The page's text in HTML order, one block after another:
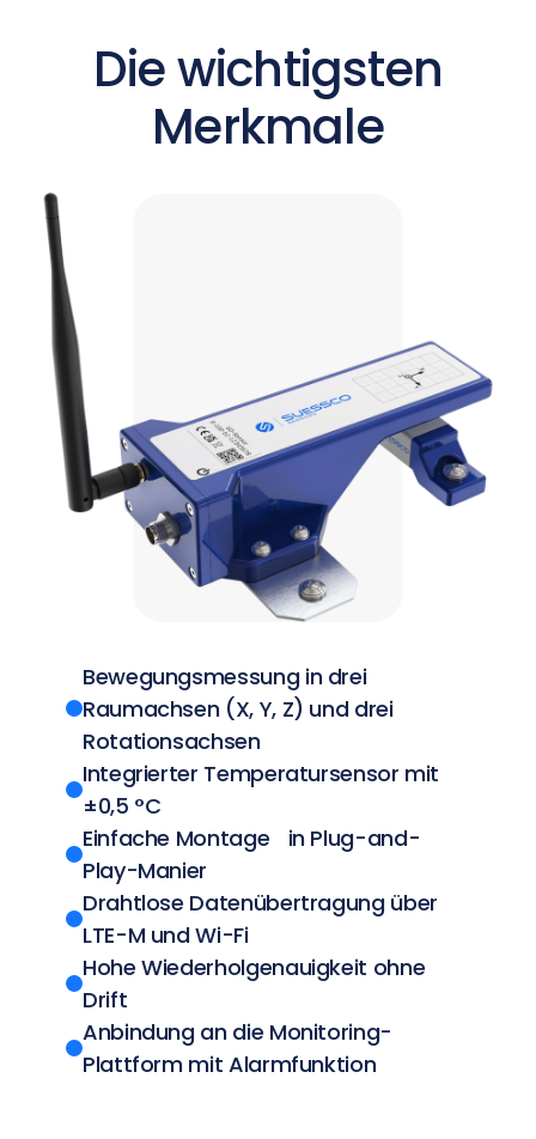
Die wichtigsten
Merkmale
Bewegungsmessung in drei
Raumachsen (X, Y, Z) und drei
Rotationsachsen
Integrierter Temperatursensor mit
±0,5 °C
Einfache Montage in Plug-and-
Play-Manier
Drahtlose Datenübertragung über
LTE-M und Wi-Fi
Hohe Wiederholgenauigkeit ohne
Drift
Anbindung an die Monitoring-
Plattform mit Alarmfunktion